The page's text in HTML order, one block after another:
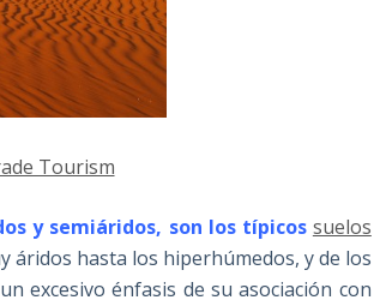
Tourism
y semiáridos, son los típicos suelos
áridos hasta los hiperhúmedos, y de los
excesivo énfasis de su asociación con